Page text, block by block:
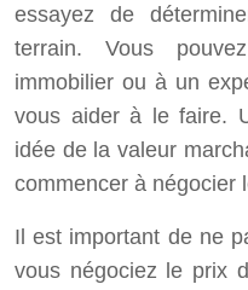
essayez de
terrain. Vous
immobilier ou à un
vous aider à le faire.
idée de la valeur
commencer à négocier
Il est important de ne
vous négociez le prix